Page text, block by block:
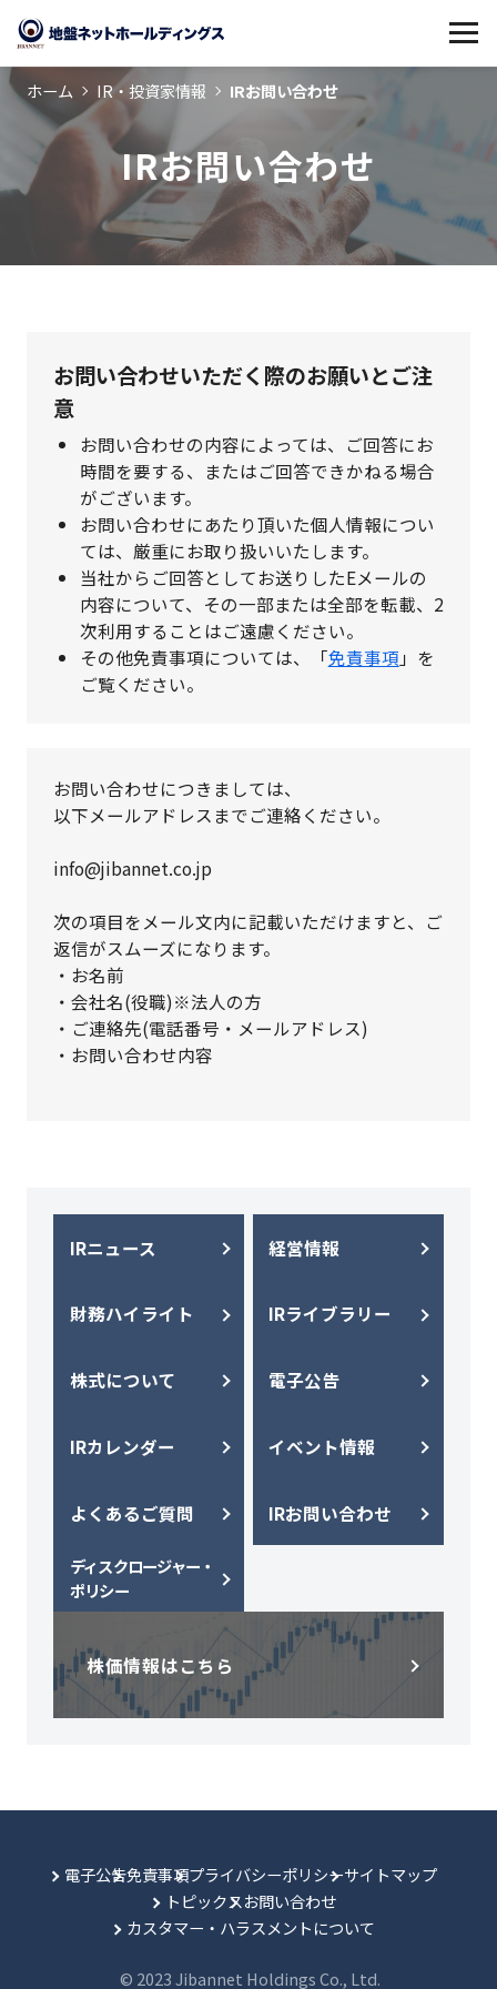
ホーム IR・投資家情報 IRお問い合わせ
IRお問い合わせ
IRニュース 経営情報
財務ハイライト IRライブラリー
株式について 電子公告
IRカレンダー イベント情報
よくあるご質問 IRお問い合わせ
ディスクロージャー・
ポリシー
株価情報はこちら
お問い合わせいただく際のお願いとご注
意
お問い合わせの内容によっては、ご回答にお
時間を要する、またはご回答できかねる場合
がございます。
お問い合わせにあたり頂いた個人情報につい
ては、厳重にお取り扱いいたします。
当社からご回答としてお送りしたEメールの
内容について、その一部または全部を転載、2
次利用することはご遠慮ください。
その他免責事項については、「免責事項 」を
ご覧ください。
お問い合わせにつきましては、
以下メールアドレスまでご連絡ください。
info@jibannet.co.jp
次の項目をメール文内に記載いただけますと、ご
返信がスムーズになります。
・お名前
・会社名(役職)※法人の方
・ご連絡先(電話番号・メールアドレス)
・お問い合わせ内容
電子公告免責事項プライバシーポリシーサイトマップ
トピックスお問い合わせ
カスタマー・ハラスメントについて
© 2023 Jibannet Holdings Co., Ltd.